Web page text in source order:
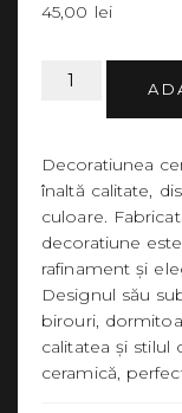
45,00 lei
Decoratiunea
înaltă calitate,
culoare.
decoratiune
rafinament și
Designul său
birouri,
calitatea și stilul
ceramică,